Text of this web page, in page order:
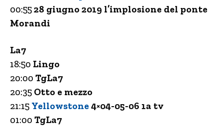
00:5528 giugno 2019 l’implosione del ponte
Morandi
La7
18:50 Lingo
20:00 TgLa7
20:35 Otto e mezzo
21:15 Yellowstone 4×04-05-06 1a tv
01:00 TgLa7